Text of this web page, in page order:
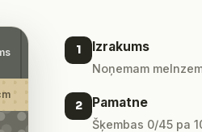
1 Izrakums
Noņemam
2 Pamatne
Šķembas 0/45 pa